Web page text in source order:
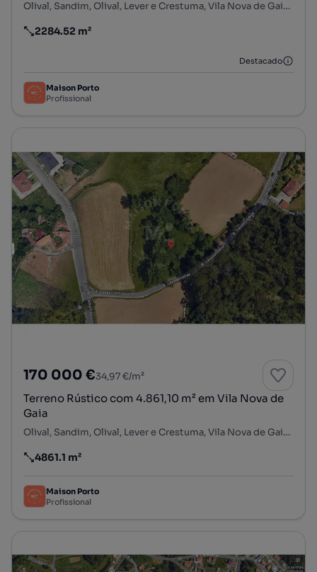
Olival, Sandim, Olival, Lever e Crestuma, Vila Nova de Gaia, Porto
Preço por metro quadrado
2284.52 m²
Destacado
Maison Porto
Profissional
170 000 €34,97 €/m²
Terreno Rústico com 4.861,10 m² em Vila Nova de
Gaia
Olival, Sandim, Olival, Lever e Crestuma, Vila Nova de Gaia, Porto
Preço por metro quadrado
4861.1 m²
Maison Porto
Profissional